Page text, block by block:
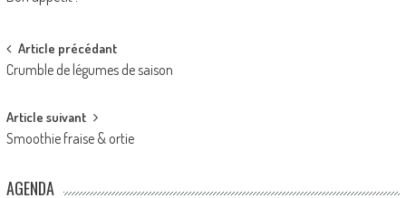
Post
navigation
Article précédant
Crumble de légumes de saison
Article suivant
Smoothie fraise & ortie
AGENDA